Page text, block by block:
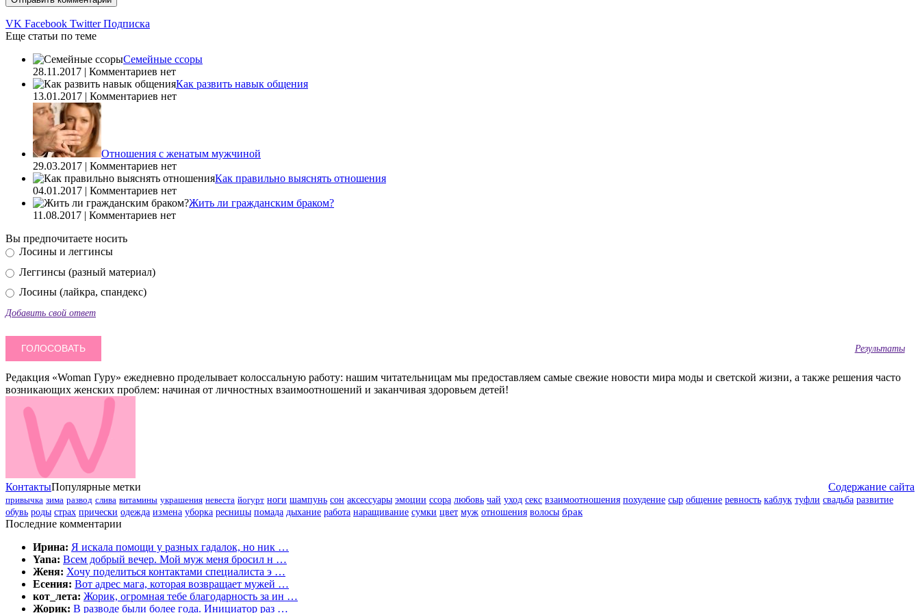
VK Facebook Twitter Подписка
Еще статьи по теме
Семейные ссоры
28.11.2017 | Комментариев нет
Как развить навык общения
13.01.2017 | Комментариев нет
Отношения с женатым мужчиной
29.03.2017 | Комментариев нет
Как правильно выяснять отношения
04.01.2017 | Комментариев нет
Жить ли гражданским браком?
11.08.2017 | Комментариев нет
Вы предпочитаете носить
Лосины и леггинсы
Леггинсы (разный материал)
Лосины (лайкра, спандекс)
Добавить свой ответ
Результаты
Редакция «Woman Гуру» ежедневно проделывает колоссальную работу: нашим читательницам мы предоставляем самые свежие новости мира моды и светской жизни, а также решения часто
возникающих женских проблем: начиная от личностных взаимоотношений и заканчивая здоровьем детей!
Контакты Содержание сайта
Популярные метки
привычка зима развод слива витамины украшения невеста йогурт ноги шампунь сон аксессуары эмоции ссора любовь чай уход секс взаимоотношения похудение сыр общение ревность каблук туфли свадьба развитие
обувь роды страх прически одежда измена уборка ресницы помада дыхание работа наращивание сумки цвет муж отношения волосы брак
Последние комментарии
Ирина: Я искала помощи у разных гадалок, но ник …
Yana: Всем добрый вечер. Мой муж меня бросил н …
Женя: Хочу поделиться контактами специалиста э …
Есения: Вот адрес мага, которая возвращает мужей …
кот_лета: Жорик, огромная тебе благодарность за ин …
Жорик: В разводе были более года. Инициатор раз …